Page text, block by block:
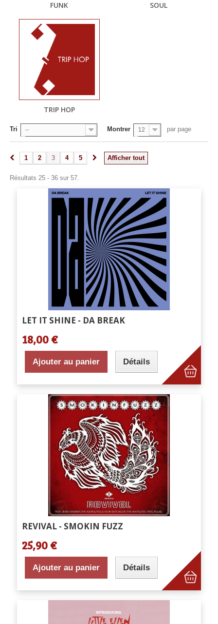
FUNK SOUL
TRIP HOP
Tri -- Montrer 12 par page
Afficher tout
1 2 3 4 5
Résultats 25 - 36 sur 57.
LET IT SHINE - DA BREAK
18,00 €
Ajouter au panier Détails
REVIVAL - SMOKIN FUZZ
25,90 €
Ajouter au panier Détails